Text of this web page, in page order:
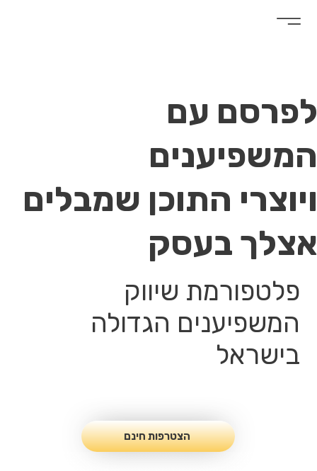
לפרסם עם
המשפיענים
ויוצרי התוכן שמבלים
אצלך בעסק
פלטפורמת שיווק
המשפיענים הגדולה
בישראל
הצטרפות חינם